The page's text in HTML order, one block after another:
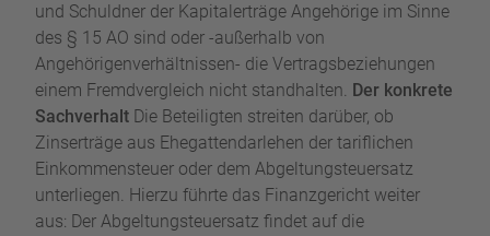
und Schuldner der Kapitalerträge Angehörige im Sinne
des § 15 AO sind oder -außerhalb von
Angehörigenverhältnissen- die Vertragsbeziehungen
einem Fremdvergleich nicht standhalten. Der konkrete
Sachverhalt Die Beteiligten streiten darüber, ob
Zinserträge aus Ehegattendarlehen der tariflichen
Einkommensteuer oder dem Abgeltungsteuersatz
unterliegen. Hierzu führte das Finanzgericht weiter
aus: Der Abgeltungsteuersatz findet auf die